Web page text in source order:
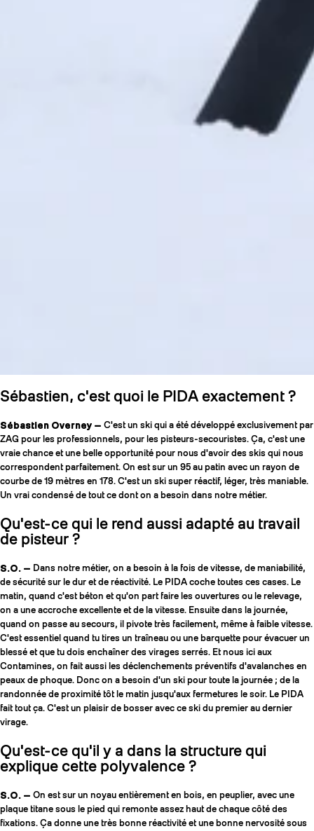
Sébastien, c'est quoi le PIDA exactement ?
Sébastien Overney — C'est un ski qui a été développé exclusivement par
ZAG pour les professionnels, pour les pisteurs-secouristes. Ça, c'est une
vraie chance et une belle opportunité pour nous d'avoir des skis qui nous
correspondent parfaitement. On est sur un 95 au patin avec un rayon de
courbe de 19 mètres en 178. C'est un ski super réactif, léger, très maniable.
Un vrai condensé de tout ce dont on a besoin dans notre métier.
Qu'est-ce qui le rend aussi adapté au travail
de pisteur ?
S.O. — Dans notre métier, on a besoin à la fois de vitesse, de maniabilité,
de sécurité sur le dur et de réactivité. Le PIDA coche toutes ces cases. Le
matin, quand c'est béton et qu'on part faire les ouvertures ou le relevage,
on a une accroche excellente et de la vitesse. Ensuite dans la journée,
quand on passe au secours, il pivote très facilement, même à faible vitesse.
C'est essentiel quand tu tires un traîneau ou une barquette pour évacuer un
blessé et que tu dois enchaîner des virages serrés. Et nous ici aux
Contamines, on fait aussi les déclenchements préventifs d'avalanches en
peaux de phoque. Donc on a besoin d'un ski pour toute la journée ; de la
randonnée de proximité tôt le matin jusqu'aux fermetures le soir. Le PIDA
fait tout ça. C'est un plaisir de bosser avec ce ski du premier au dernier
virage.
Qu'est-ce qu'il y a dans la structure qui
explique cette polyvalence ?
S.O. — On est sur un noyau entièrement en bois, en peuplier, avec une
plaque titane sous le pied qui remonte assez haut de chaque côté des
fixations. Ça donne une très bonne réactivité et une bonne nervosité sous